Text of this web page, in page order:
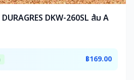
DKW-260SL ส้ม A
฿169.00